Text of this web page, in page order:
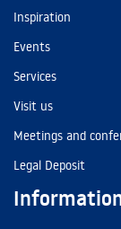
Inspiration
Events
Services
Visit us
Meetings and
Legal Deposit